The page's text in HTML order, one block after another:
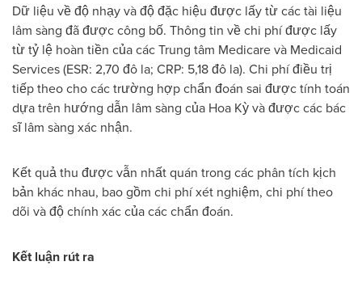
Dữ liệu về độ nhạy và độ đặc hiệu được lấy từ các tài liệu
lâm sàng đã được công bố. Thông tin về chi phí được lấy
từ tỷ lệ hoàn tiền của các Trung tâm Medicare và Medicaid
Services (ESR: 2,70 đô la; CRP: 5,18 đô la). Chi phí điều trị
tiếp theo cho các trường hợp chẩn đoán sai được tính toán
dựa trên hướng dẫn lâm sàng của Hoa Kỳ và được các bác
sĩ lâm sàng xác nhận.
Kết quả thu được vẫn nhất quán trong các phân tích kịch
bản khác nhau, bao gồm chi phí xét nghiệm, chi phí theo
dõi và độ chính xác của các chẩn đoán.
Kết luận rút ra